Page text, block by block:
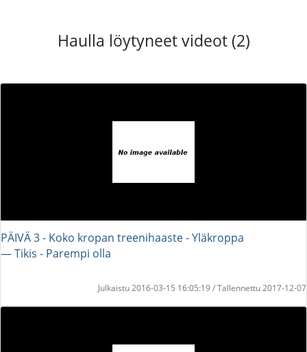
Haulla löytyneet videot (2)
PÄIVÄ 3 - Koko kropan treenihaaste - Yläkroppa
― Tikis - Parempi olla
Julkaistu 2016-03-15 16:05:19 / Tallennettu 2017-12-07